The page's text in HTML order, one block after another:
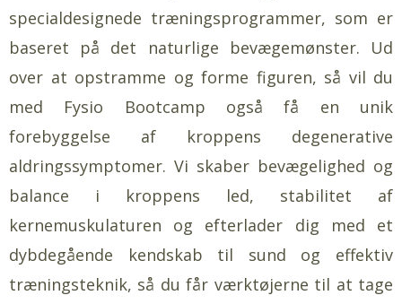
specialdesignede træningsprogrammer, som er
baseret på det naturlige bevægemønster. Ud
over at opstramme og forme figuren, så vil du
med Fysio Bootcamp også få en unik
forebyggelse af kroppens degenerative
aldringssymptomer. Vi skaber bevægelighed og
balance i kroppens led, stabilitet af
kernemuskulaturen og efterlader dig med et
dybdegående kendskab til sund og effektiv
træningsteknik, så du får værktøjerne til at tage